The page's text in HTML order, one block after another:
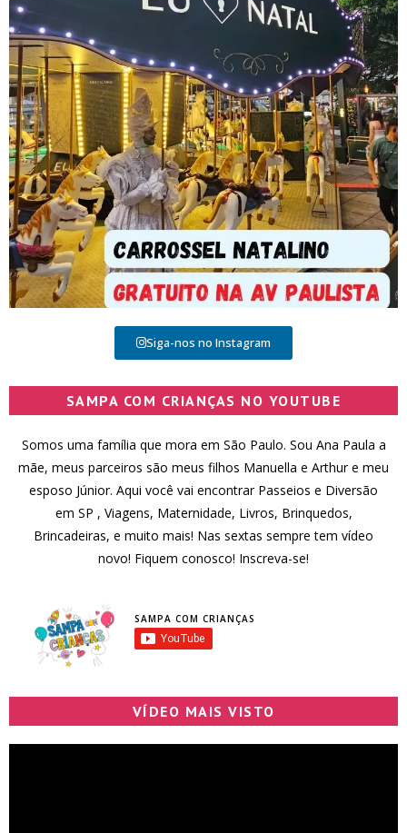
Siga-nos no Instagram
SAMPA COM CRIANÇAS NO YOUTUBE
Somos uma família que mora em São Paulo. Sou Ana Paula a
mãe, meus parceiros são meus filhos Manuella e Arthur e meu
esposo Júnior. Aqui você vai encontrar Passeios e Diversão
em SP , Viagens, Maternidade, Livros, Brinquedos,
Brincadeiras, e muito mais! Nas sextas sempre tem vídeo
novo! Fiquem conosco! Inscreva-se!
SAMPA COM CRIANÇAS
VÍDEO MAIS VISTO